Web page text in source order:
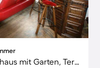
Kinderfreundliches Ferienhaus mit Garten, Terrasse und Grill